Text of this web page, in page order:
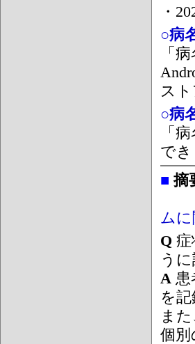
・
○病
「
ス
○病
「
でき
■ 摘
（
ム
Q
う
A 患
を
ま
個別